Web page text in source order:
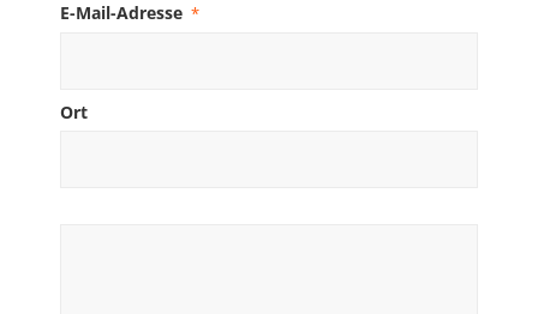
E-Mail-Adresse *
Ort